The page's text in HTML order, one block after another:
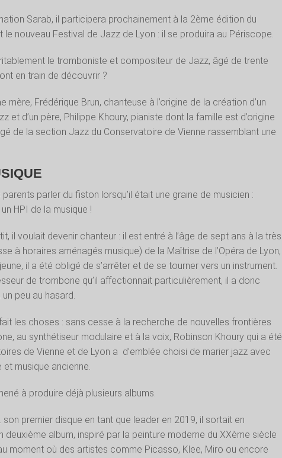
Sarab, il participera prochainement à la 2ème édition du
le nouveau Festival de Jazz de Lyon : il se produira au Périscope.
le tromboniste et compositeur de Jazz, âgé de trente
en train de découvrir ?
mère, Frédérique Brun, chanteuse à l’origine de la création d’un
et d’un père, Philippe Khoury, pianiste dont la famille est d’origine
de la section Jazz du Conservatoire de Vienne rassemblant une
parents parler du fiston lorsqu’il était une graine de musicien :
HPI de la musique !
il voulait devenir chanteur : il est entré à l’âge de sept ans à la très
à horaires aménagés musique) de la Maîtrise de l’Opéra de Lyon,
il a été obligé de s’arrêter et de se tourner vers un instrument.
de trombone qu’il affectionnait particulièrement, il a donc
peu au hasard.
les choses : sans cesse à la recherche de nouvelles frontières
au synthétiseur modulaire et à la voix, Robinson Khoury qui a été
de Vienne et de Lyon a d’emblée choisi de marier jazz avec
musique ancienne.
à produire déjà plusieurs albums.
son premier disque en tant que leader en 2019, il sortait en
deuxième album, inspiré par la peinture moderne du XXème siècle
moment où des artistes comme Picasso, Klee, Miro ou encore